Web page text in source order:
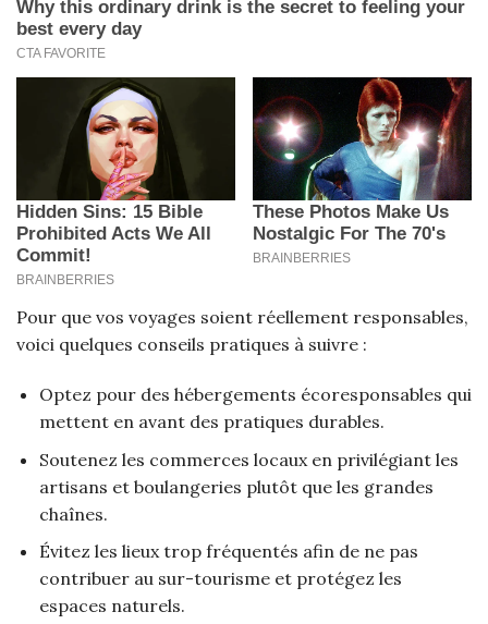
Pour que vos voyages soient réellement responsables,
voici quelques conseils pratiques à suivre :
Optez pour des hébergements écoresponsables qui
mettent en avant des pratiques durables.
Soutenez les commerces locaux en privilégiant les
artisans et boulangeries plutôt que les grandes
chaînes.
Évitez les lieux trop fréquentés afin de ne pas
contribuer au sur-tourisme et protégez les
espaces naturels.